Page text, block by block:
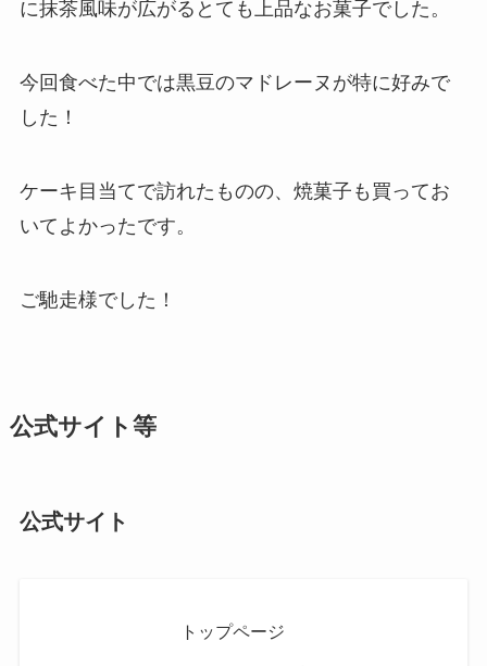
に抹茶風味が広がるとても上品なお菓子でした。
今回食べた中では黒豆のマドレーヌが特に好みで
した！
ケーキ目当てで訪れたものの、焼菓子も買ってお
いてよかったです。
ご馳走様でした！
公式サイト等
公式サイト
トップページ